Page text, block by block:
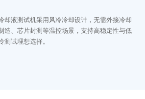
却液测试机采用风冷冷却设计，无需外接冷却
造、芯片封测等温控场景，支持高稳定性与低
试理想选择。